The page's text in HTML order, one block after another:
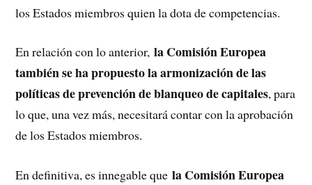
los Estados miembros quien la dota de competencias.
En relación con lo anterior,la Comisión Europea
también se ha propuesto la armonización de las
políticas de prevención de blanqueo de capitales, para
lo que, una vez más, necesitará contar con la aprobación
de los Estados miembros.
En definitiva, es innegable quela Comisión Europea